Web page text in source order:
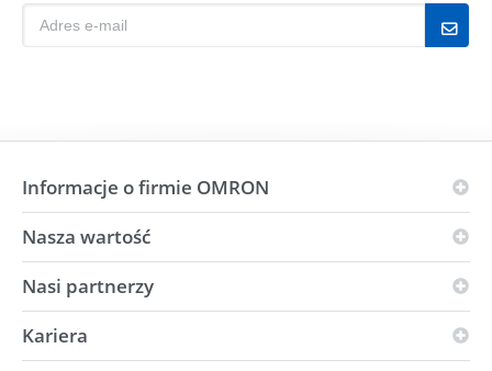
j
Informacje o firmie OMRON
Zasady OMRON
Globalna obecność
OMRON i środowisko
Nasza wartość
Wizja
Siła
Nasi partnerzy
Partnerzy w dziedzinie innowacji
Kariera